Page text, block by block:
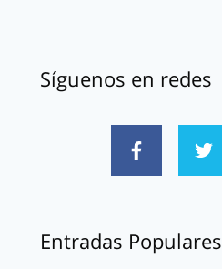
Síguenos en redes
Entradas Populares